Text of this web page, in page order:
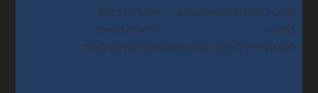
הצהרת נגישות
מדיניות פרטיות
תנאי שימוש לאתר
כתיבת מכרזים והגשת הצעות
במכרז
ליווי הליכי קידום מדיניות וחקיקה